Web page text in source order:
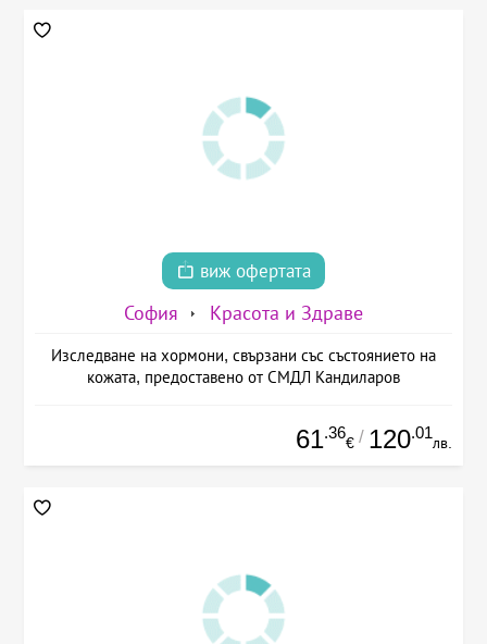
виж офертата
София Красота и Здраве
Изследване на хормони, свързани със състоянието на
кожата, предоставено от СМДЛ Кандиларов
61.36
€ / 120.01
лв.